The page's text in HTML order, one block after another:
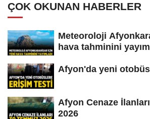
ÇOK OKUNAN HABERLER
Meteoroloji
hava tahminini
Afyon'da yeni
Afyon Cenaze
2026